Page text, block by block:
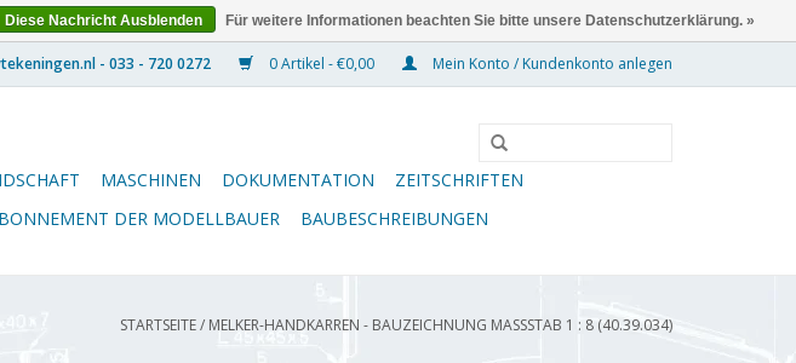
0 Artikel - €0,00 Mein Konto / Kundenkonto anlegen
MASCHINEN DOKUMENTATION
ZEITSCHRIFTEN
DER MODELLBAUER BAUBESCHREIBUNGEN
STARTSEITE/ MELKER-HANDKARREN - BAUZEICHNUNG MASSSTAB 1 : 8 (40.39.034)
Diese Nachricht Ausblenden Für weitere Informationen beachten Sie bitte unsere Datenschutzerklärung. »